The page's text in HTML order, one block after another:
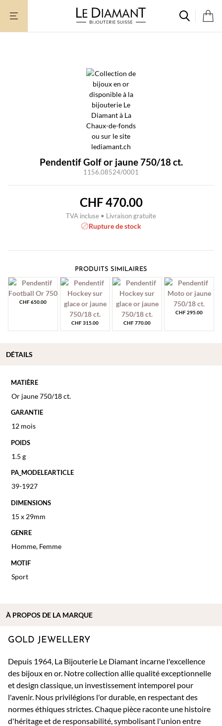
Pendentif Golf or jaune 750/18 ct.
1156.08524/0001
CHF470.00
TVA incluse • Livraison gratuite
Rupture de stock
PRODUITS SIMILAIRES
CHF650.00
CHF315.00 CHF770.00
CHF295.00
MATIÈRE
Or jaune 750/18 ct.
GARANTIE
12 mois
POIDS
1.5 g
PA_MODELEARTICLE
39-1927
DIMENSIONS
15 x 29mm
GENRE
Homme, Femme
MOTIF
Sport
GOLD JEWELLERY
Depuis 1964, La Bijouterie Le Diamant incarne l'excellence
des bijoux en or. Notre collection allie qualité exceptionnelle
et design classique, un investissement intemporel pour
l'avenir. Nous privilégions l'or durable, en respectant des
normes éthiques strictes. Chaque pièce raconte une histoire
d'héritage et de responsabilité, symbolisant l'union entre
DÉTAILS
À PROPOS DE LA MARQUE